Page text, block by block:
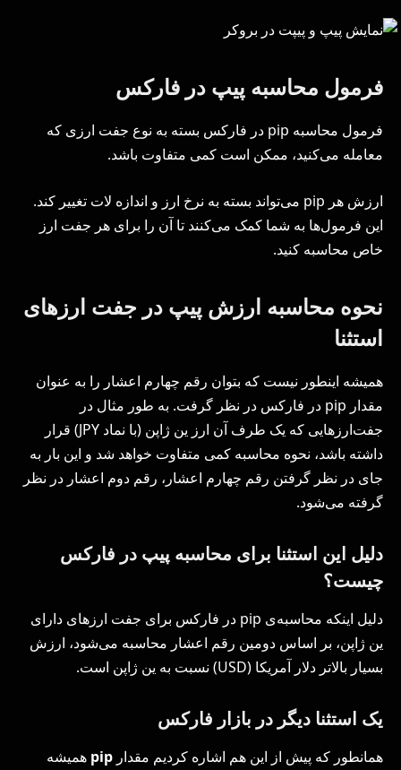
فرمول محاسبه پیپ در فارکس
فرمول محاسبه pip در فارکس بسته به نوع جفت ارزی که
معامله می‌کنید، ممکن است کمی متفاوت باشد.
ارزش هر pip می‌تواند بسته به نرخ ارز و اندازه لات تغییر کند.
این فرمول‌ها به شما کمک می‌کنند تا آن را برای هر جفت ارز
خاص محاسبه کنید.
نحوه محاسبه ارزش پیپ در جفت ارزهای
استثنا
همیشه اینطور نیست که بتوان رقم چهارم اعشار را به عنوان
مقدار pip در فارکس در نظر گرفت. به طور مثال در
جفت‌ارزهایی که یک طرف آن ارز ین ژاپن (با نماد JPY) قرار
داشته باشد، نحوه محاسبه کمی متفاوت خواهد شد و این بار به
جای در نظر گرفتن رقم چهارم اعشار، رقم دوم اعشار در نظر
گرفته می‌شود.
دلیل این استثنا برای محاسبه پیپ در فارکس
چیست؟
دلیل اینکه محاسبه‌ی pip در فارکس برای جفت ارزهای دارای
ین ژاپن، بر اساس دومین رقم اعشار محاسبه می‌شود، ارزش
بسیار بالاتر دلار آمریکا (USD) نسبت به ین ژاپن است.
یک استثنا دیگر در بازار فارکس
همانطور که پیش از این هم اشاره کردیم مقدار
همیشه